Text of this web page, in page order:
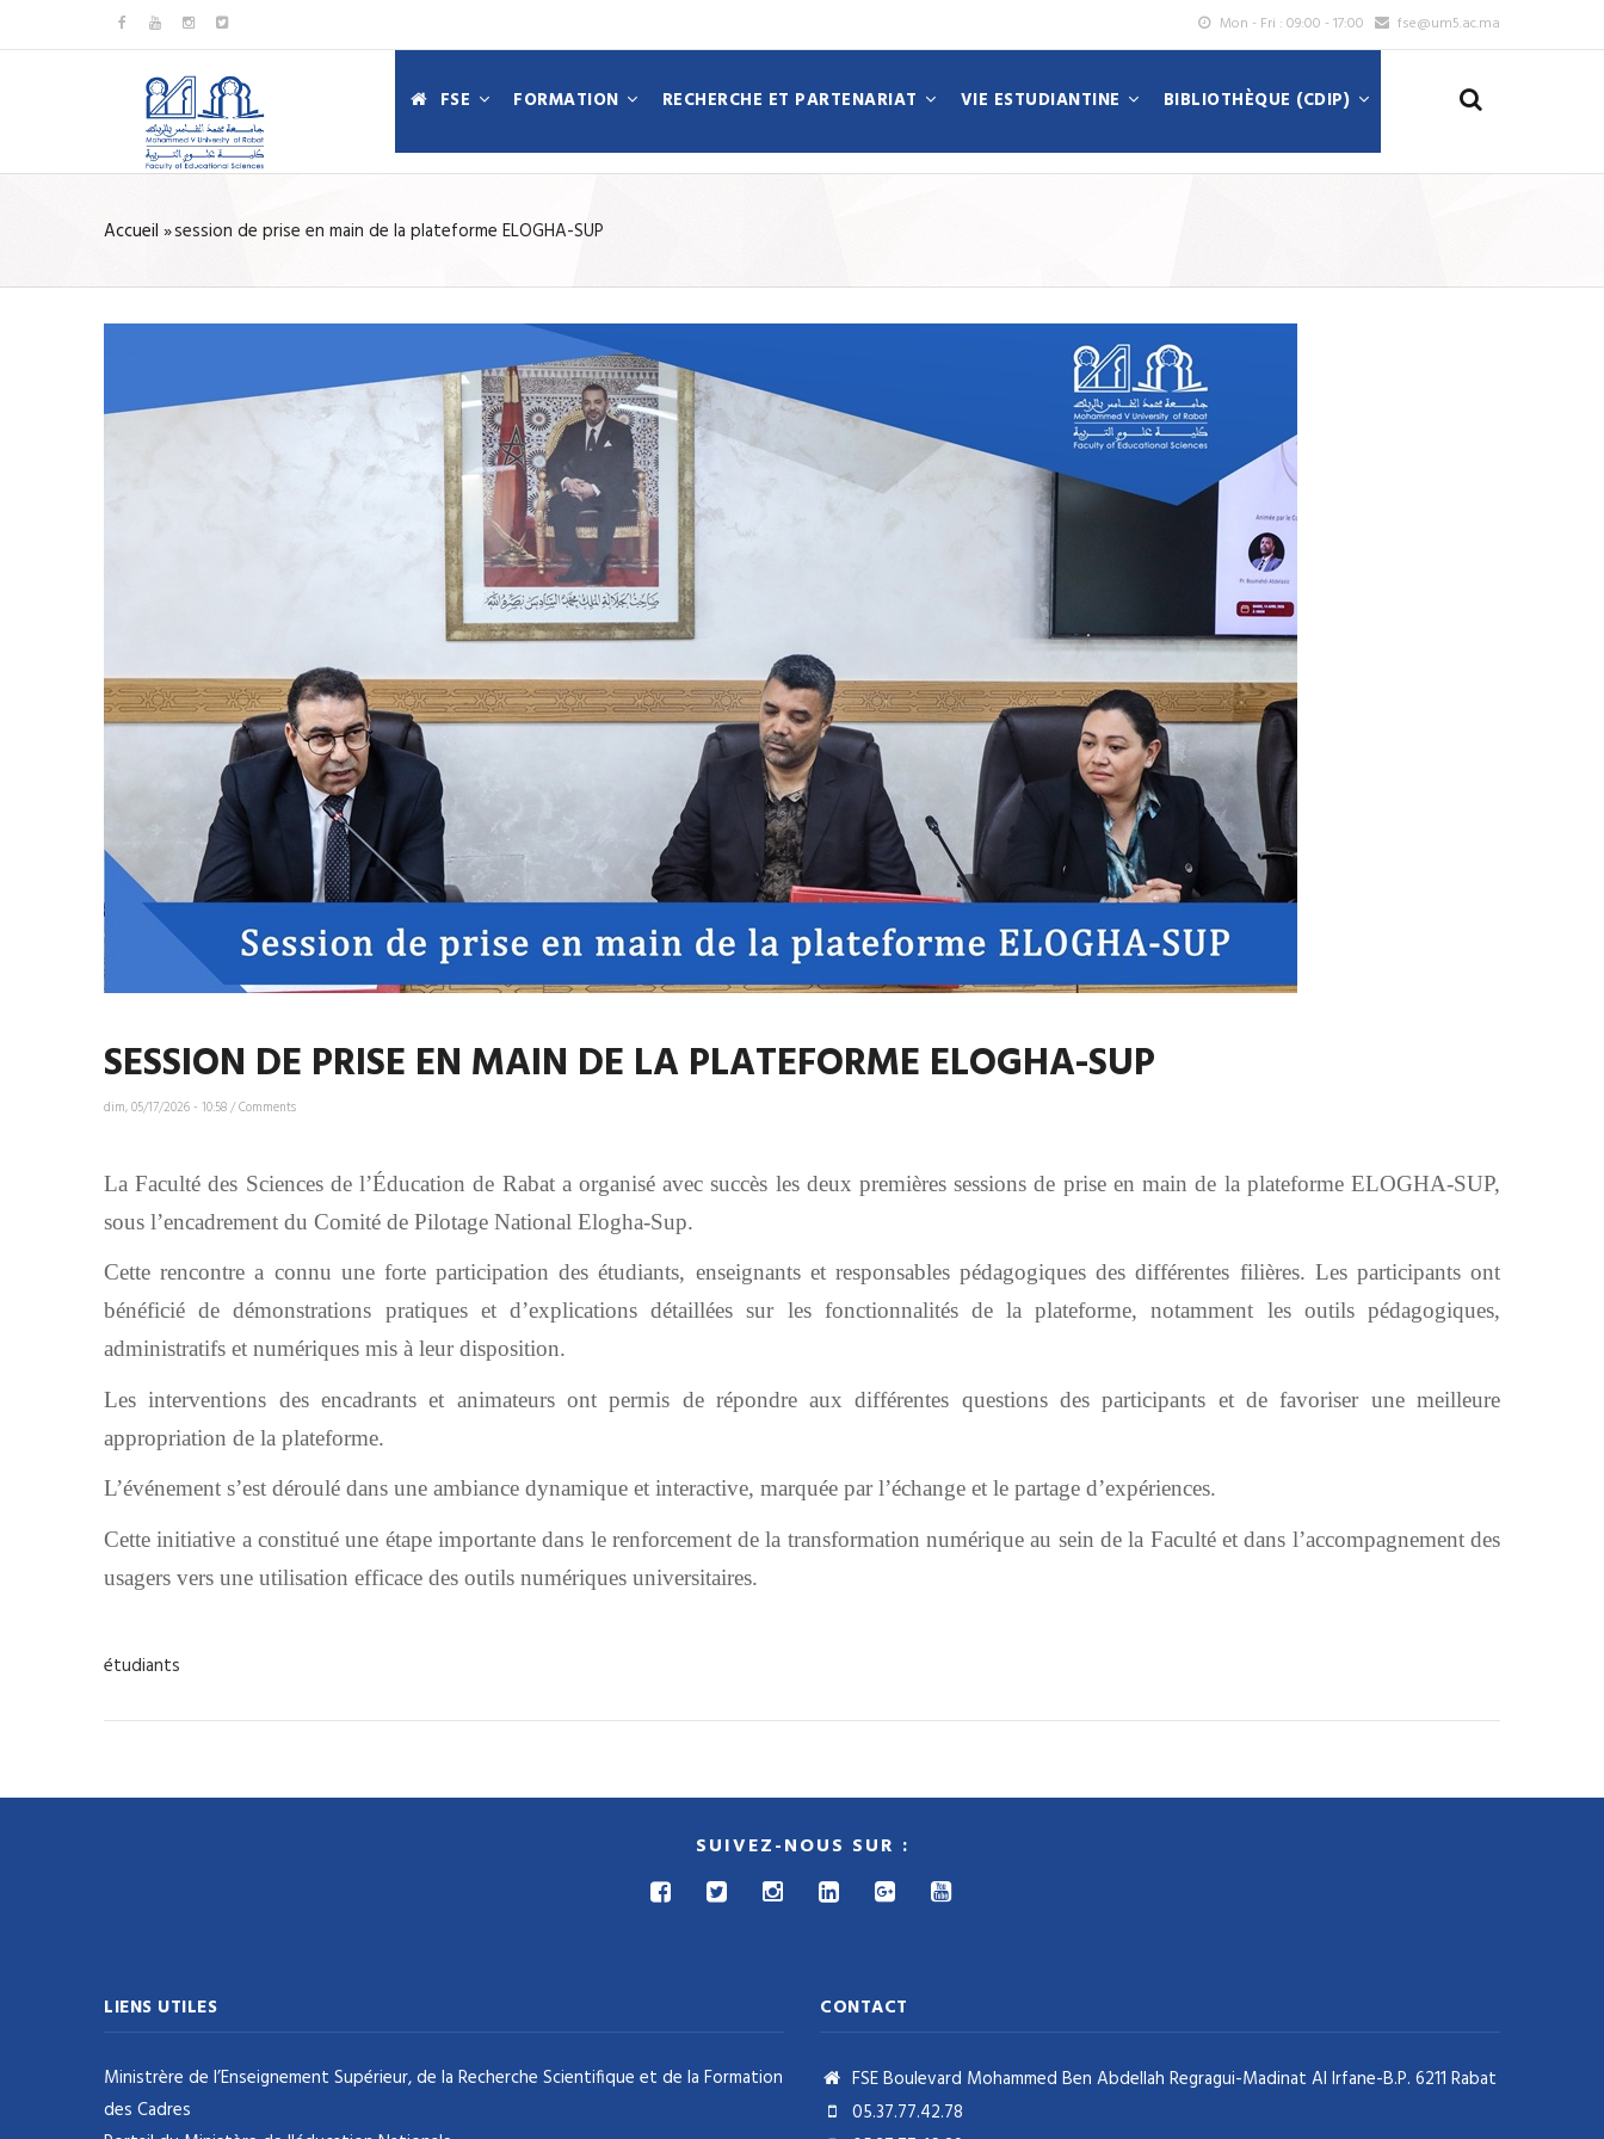
au
Mon - Fri : 09:00 - 17:00 fse@um5.ac.ma
NAVIGATION
FSE FORMATION RECHERCHE ET PARTENARIAT VIE ESTUDIANTINE BIBLIOTHÈQUE (CDIP)
FIL
Accueil »session de prise en main de la plateforme ELOGHA-SUP
SESSION DE PRISE EN MAIN DE LA PLATEFORME ELOGHA-SUP
dim, 05/17/2026 - 10:58/Comments
La Faculté des Sciences de l’Éducation de Rabat a organisé avec succès les deux premières sessions de prise en main de la plateforme ELOGHA-SUP,
sous l’encadrement du Comité de Pilotage National Elogha-Sup.
Cette rencontre a connu une forte participation des étudiants, enseignants et responsables pédagogiques des différentes filières. Les participants ont
bénéficié de démonstrations pratiques et d’explications détaillées sur les fonctionnalités de la plateforme, notamment les outils pédagogiques,
administratifs et numériques mis à leur disposition.
Les interventions des encadrants et animateurs ont permis de répondre aux différentes questions des participants et de favoriser une meilleure
appropriation de la plateforme.
L’événement s’est déroulé dans une ambiance dynamique et interactive, marquée par l’échange et le partage d’expériences.
Cette initiative a constitué une étape importante dans le renforcement de la transformation numérique au sein de la Faculté et dans l’accompagnement des
usagers vers une utilisation efficace des outils numériques universitaires.
étudiants
SUIVEZ-NOUS SUR :
LIENS UTILES
Ministrère de l’Enseignement Supérieur, de la Recherche Scientifique et de la Formation
des Cadres
CONTACT
FSE Boulevard Mohammed Ben Abdellah Regragui-Madinat Al Irfane-B.P. 6211 Rabat
05.37.77.42.78